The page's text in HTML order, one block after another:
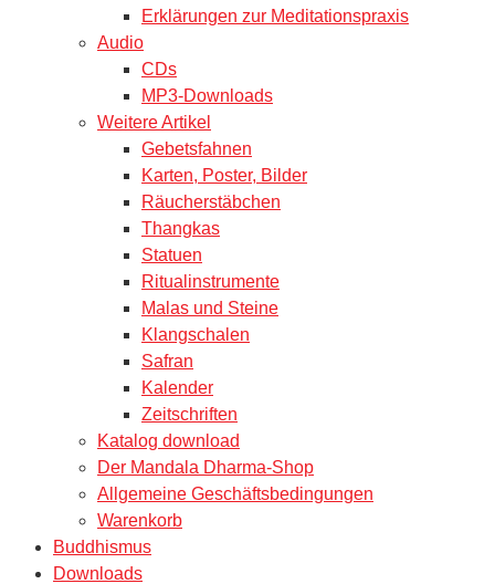
Erklärungen zur Meditationspraxis
Audio
CDs
MP3-Downloads
Weitere Artikel
Gebetsfahnen
Karten, Poster, Bilder
Räucherstäbchen
Thangkas
Statuen
Ritualinstrumente
Malas und Steine
Klangschalen
Safran
Kalender
Zeitschriften
Katalog download
Der Mandala Dharma-Shop
Allgemeine Geschäftsbedingungen
Warenkorb
Buddhismus
Downloads